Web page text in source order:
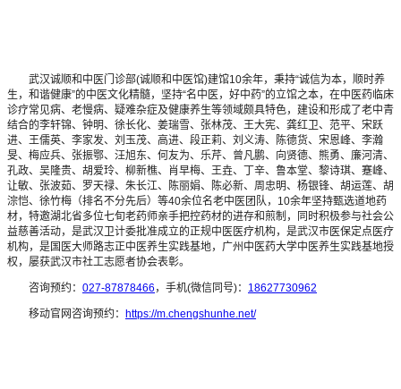
武汉诚顺和中医门诊部(诚顺和中医馆)建馆10余年，秉持“诚信为本，顺时养
生，和谐健康”的中医文化精髓，坚持“名中医，好中药”的立馆之本，在中医药临床
诊疗常见病、老慢病、疑难杂症及健康养生等领域颇具特色，建设和形成了老中青
结合的李轩锦、钟明、徐长化、姜瑞雪、张林茂、王大宪、龚红卫、范平、宋跃
进、王儒英、李家发、刘玉茂、高进、段正莉、刘义涛、陈德货、宋恩峰、李瀚
旻、梅应兵、张振鄂、汪旭东、何友为、乐芹、曾凡鹏、向贤德、熊勇、廉河清、
孔政、吴隆贵、胡爱玲、柳新樵、肖早梅、王垚、丁辛、鲁本堂、黎诗琪、蹇峰、
让敏、张波茹、罗天禄、朱长江、陈丽娟、陈必新、周忠明、杨银锋、胡运莲、胡
淙恺、徐竹梅（排名不分先后）等40余位名老中医团队，10余年坚持甄选道地药
材，特邀湖北省多位七旬老药师亲手把控药材的进存和煎制，同时积极参与社会公
益慈善活动，是武汉卫计委批准成立的正规中医医疗机构，是武汉市医保定点医疗
机构，是国医大师路志正中医养生实践基地，广州中医药大学中医养生实践基地授
权，屡获武汉市社工志愿者协会表彰。
咨询预约： 027-87878466 ，手机(微信同号)： 18627730962
移动官网咨询预约： https://m.chengshunhe.net/